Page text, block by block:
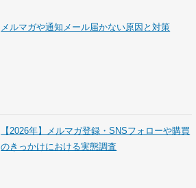
メルマガや通知メール届かない原因と対策
【2026年】メルマガ登録・SNSフォローや購買
のきっかけにおける実態調査